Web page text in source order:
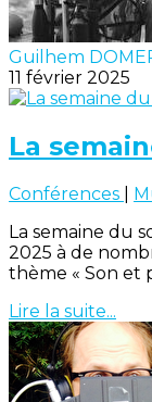
Guilhem
11 février 2025
La
Conférences
La semaine du
2025 à de
thème « Son et
Lire la suite...